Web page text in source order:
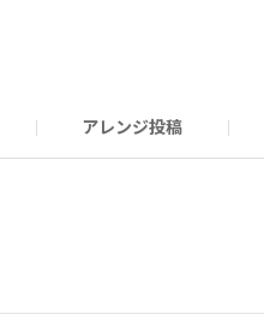
アレンジ投稿